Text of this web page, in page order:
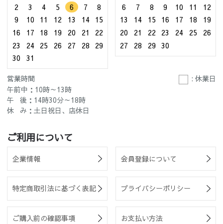
2
3 4 5 6 7
8
9
10 11 12 13 14
15
16
17 18 19 20 21
22
23
24 25 26 27 28
29
30
31
6
7 8 9 10 11
12
13
14 15 16 17 18
19
20
21 22 23 24 25
26
27
28 29 30
営業時間
: 休業日
午前中：10時～13時
午 後：14時30分～18時
休 み：土日祝日、店休日
ご利用について
企業情報 会員登録について
特定商取引法に基づく表記 プライバシーポリシー
ご購入前の確認事項 お支払い方法